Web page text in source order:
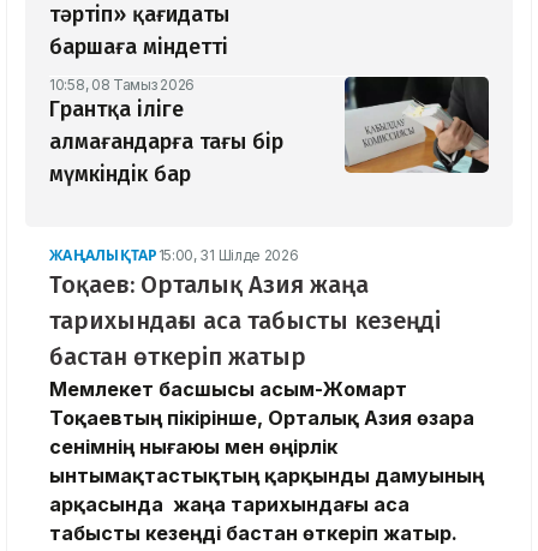
тәртіп» қағидаты
баршаға міндетті
10:58, 08 Тамыз 2026
Грантқа іліге
алмағандарға тағы бір
мүмкіндік бар
ЖАҢАЛЫҚТАР 15:00, 31 Шілде 2026
Тоқаев: Орталық Азия жаңа
тарихындағы аса табысты кезеңді
бастан өткеріп жатыр
Мемлекет басшысы Қасым-Жомарт
Тоқаевтың пікірінше, Орталық Азия өзара
сенімнің нығаюы мен өңірлік
ынтымақтастықтың қарқынды дамуының
арқасында жаңа тарихындағы аса
табысты кезеңді бастан өткеріп жатыр.